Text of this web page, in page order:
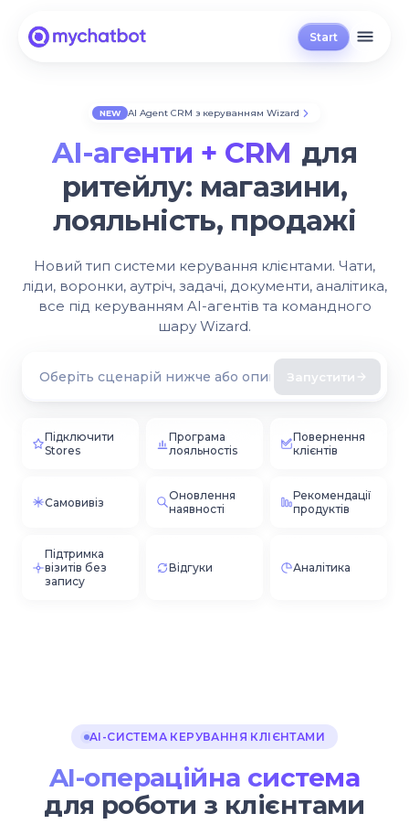
Start
NEW AI Agent CRM з керуванням Wizard
AI-агенти + CRM для
ритейлу: магазини,
лояльність, продажі
Новий тип системи керування клієнтами. Чати,
ліди, воронки, аутріч, задачі, документи, аналітика,
все під керуванням AI-агентів та командного
шару Wizard.
Запустити
Підключити
Stores
Програма
лояльностіs
Повернення
клієнтів
Самовивіз
Оновлення
наявності
Рекомендації
продуктів
Підтримка
візитів без
запису
Відгуки Аналітика
AI-СИСТЕМА КЕРУВАННЯ КЛІЄНТАМИ
AI-операційна система
для роботи з клієнтами